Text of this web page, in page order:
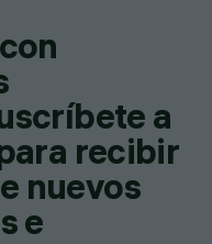
a
recibir
nuevos
e